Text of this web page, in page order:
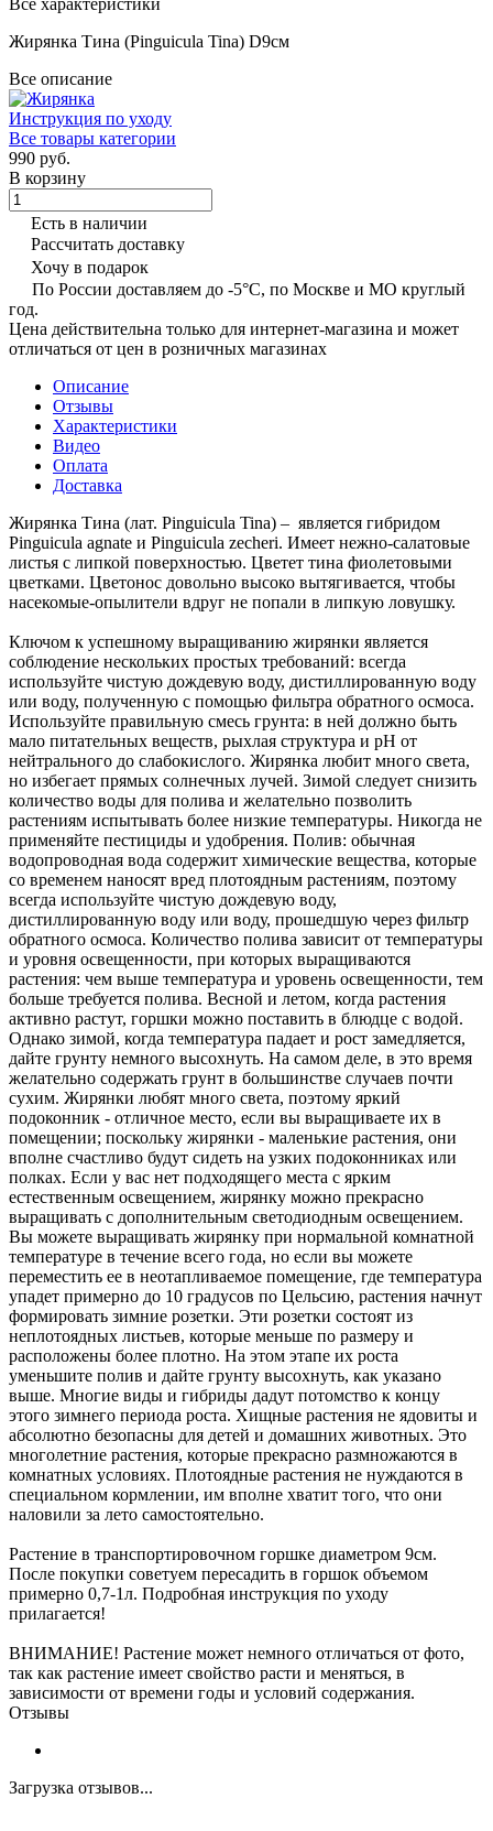
Жирянка Тина (Pinguicula Tina) D9см
Все описание
Инструкция по уходу
Все товары категории
990 руб.
В корзину
Есть в наличии
Рассчитать доставку
Хочу в подарок
По России доставляем до -5°C, по Москве и МО круглый
год.
Цена действительна только для интернет-магазина и может
отличаться от цен в розничных магазинах
Описание
Отзывы
Характеристики
Видео
Оплата
Доставка
Жирянка Тина (лат. Pinguicula Tina) – является гибридом
Pinguicula agnate и Pinguicula zecheri. Имеет нежно-салатовые
листья с липкой поверхностью. Цветет тина фиолетовыми
цветками. Цветонос довольно высоко вытягивается, чтобы
насекомые-опылители вдруг не попали в липкую ловушку.
Ключом к успешному выращиванию жирянки является
соблюдение нескольких простых требований: всегда
используйте чистую дождевую воду, дистиллированную воду
или воду, полученную с помощью фильтра обратного осмоса.
Используйте правильную смесь грунта: в ней должно быть
мало питательных веществ, рыхлая структура и рН от
нейтрального до слабокислого. Жирянка любит много света,
но избегает прямых солнечных лучей. Зимой следует снизить
количество воды для полива и желательно позволить
растениям испытывать более низкие температуры. Никогда не
применяйте пестициды и удобрения. Полив: обычная
водопроводная вода содержит химические вещества, которые
со временем наносят вред плотоядным растениям, поэтому
всегда используйте чистую дождевую воду,
дистиллированную воду или воду, прошедшую через фильтр
обратного осмоса. Количество полива зависит от температуры
и уровня освещенности, при которых выращиваются
растения: чем выше температура и уровень освещенности, тем
больше требуется полива. Весной и летом, когда растения
активно растут, горшки можно поставить в блюдце с водой.
Однако зимой, когда температура падает и рост замедляется,
дайте грунту немного высохнуть. На самом деле, в это время
желательно содержать грунт в большинстве случаев почти
сухим. Жирянки любят много света, поэтому яркий
подоконник - отличное место, если вы выращиваете их в
помещении; поскольку жирянки - маленькие растения, они
вполне счастливо будут сидеть на узких подоконниках или
полках. Если у вас нет подходящего места с ярким
естественным освещением, жирянку можно прекрасно
выращивать с дополнительным светодиодным освещением.
Вы можете выращивать жирянку при нормальной комнатной
температуре в течение всего года, но если вы можете
переместить ее в неотапливаемое помещение, где температура
упадет примерно до 10 градусов по Цельсию, растения начнут
формировать зимние розетки. Эти розетки состоят из
неплотоядных листьев, которые меньше по размеру и
расположены более плотно. На этом этапе их роста
уменьшите полив и дайте грунту высохнуть, как указано
выше. Многие виды и гибриды дадут потомство к концу
этого зимнего периода роста. Хищные растения не ядовиты и
абсолютно безопасны для детей и домашних животных. Это
многолетние растения, которые прекрасно размножаются в
комнатных условиях. Плотоядные растения не нуждаются в
специальном кормлении, им вполне хватит того, что они
наловили за лето самостоятельно.
Растение в транспортировочном горшке диаметром 9см.
После покупки советуем пересадить в горшок объемом
примерно 0,7-1л. Подробная инструкция по уходу
прилагается!
ВНИМАНИЕ! Растение может немного отличаться от фото,
так как растение имеет свойство расти и меняться, в
зависимости от времени годы и условий содержания.
Отзывы
Загрузка отзывов...